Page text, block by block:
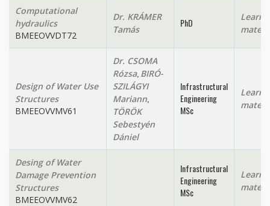
Computational
hydraulics
BMEEOVVDT72
Dr. KRÁMER
Tamás
PhD
Design of Water Use
Structures
BMEEOVVMV61
Dr. CSOMA
Rózsa, BIRÓ-
SZILÁGYI
Mariann
TÖRÖK
Sebestyén
Dániel
Infrastructural
Engineering
MSc
Desing of Water
Damage Prevention
Structures
BMEEOVVMV62
Infrastructural
Engineering
MSc